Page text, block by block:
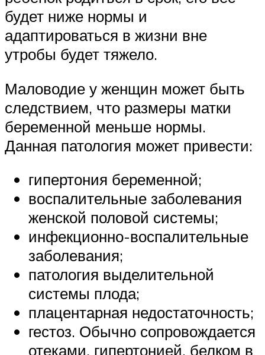
будет ниже нормы и
адаптироваться в жизни вне
утробы будет тяжело.
Маловодие у женщин может быть
следствием, что размеры матки
беременной меньше нормы.
Данная патология может привести:
гипертония беременной;
воспалительные заболевания
женской половой системы;
инфекционно-воспалительные
заболевания;
патология выделительной
системы плода;
плацентарная недостаточность;
гестоз. Обычно сопровождается
отеками, гипертонией, белком в